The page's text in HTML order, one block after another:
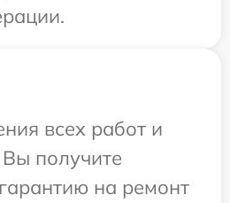
всех работ и
получите
на ремонт